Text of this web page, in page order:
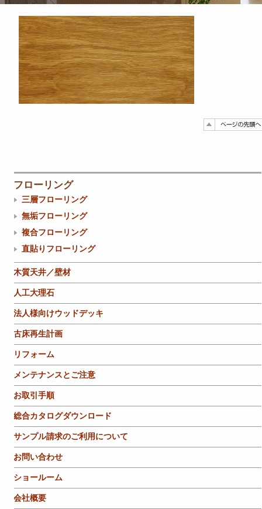
フローリング
三層フローリング
無垢フローリング
複合フローリング
直貼りフローリング
木質天井／壁材
人工大理石
法人様向けウッドデッキ
古床再生計画
リフォーム
メンテナンスとご注意
お取引手順
総合カタログダウンロード
サンプル請求のご利用について
お問い合わせ
ショールーム
会社概要